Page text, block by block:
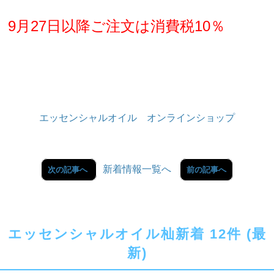
9月27日以降ご注文は消費税10％
エッセンシャルオイル オンラインショップ
次の記事へ 新着情報一覧へ 前の記事へ
エッセンシャルオイル杣新着 12件 (最
新)